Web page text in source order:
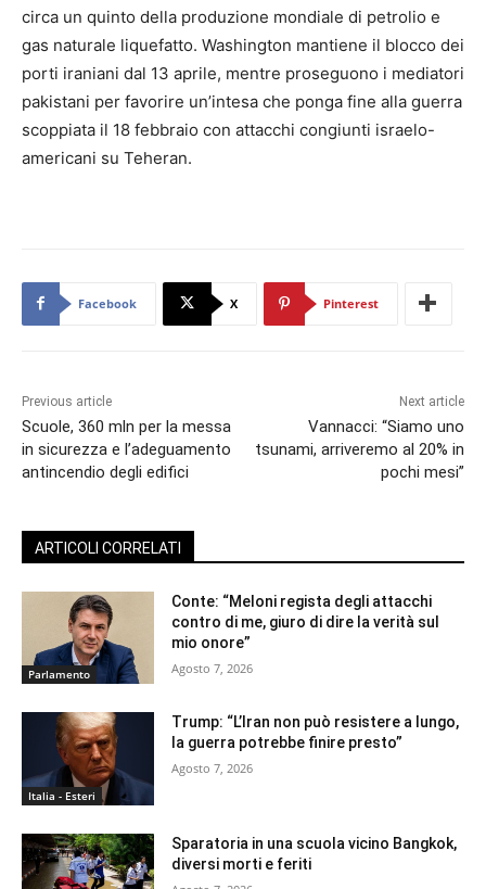
circa un quinto della produzione mondiale di petrolio e
gas naturale liquefatto. Washington mantiene il blocco dei
porti iraniani dal 13 aprile, mentre proseguono i mediatori
pakistani per favorire un’intesa che ponga fine alla guerra
scoppiata il 18 febbraio con attacchi congiunti israelo-
americani su Teheran.
Facebook X Pinterest
Previous article
Scuole, 360 mln per la messa
in sicurezza e l’adeguamento
antincendio degli edifici
Next article
Vannacci: “Siamo uno
tsunami, arriveremo al 20% in
pochi mesi”
ARTICOLI CORRELATI
Parlamento
Conte: “Meloni regista degli attacchi
contro di me, giuro di dire la verità sul
mio onore”
Agosto 7, 2026
Italia - Esteri
Trump: “L’Iran non può resistere a lungo,
la guerra potrebbe finire presto”
Agosto 7, 2026
Sparatoria in una scuola vicino Bangkok,
diversi morti e feriti